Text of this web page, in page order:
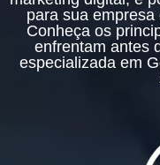
para sua
Conheça os
enfrentam antes
especializada em